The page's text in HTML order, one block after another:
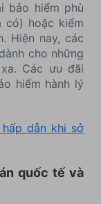
bảo hiểm phù
có) hoặc kiểm
Hiện nay, các
cho những
Các ưu đãi
hiểm hành lý
dẫn khi sở
quốc tế và